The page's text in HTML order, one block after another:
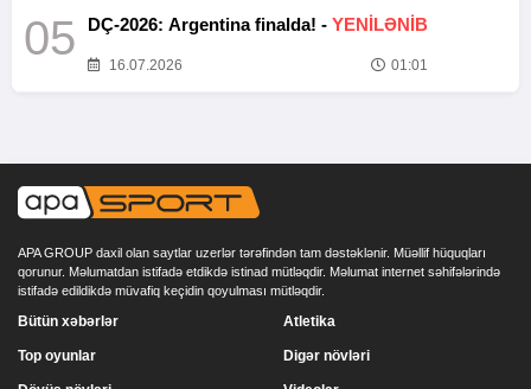
05 DÇ-2026: Argentina finalda! - YENİLƏNİB
16.07.2026 01:01
APA GROUP daxil olan saytlar uzerlər tərəfindən tam dəstəklənir. Müəllif hüquqları
qorunur. Məlumatdan istifadə etdikdə istinad mütləqdir. Məlumat internet səhifələrində
istifadə edildikdə müvafiq keçidin qoyulması mütləqdir.
Bütün xəbərlər
Top oyunlar
Atletika
Digər növləri